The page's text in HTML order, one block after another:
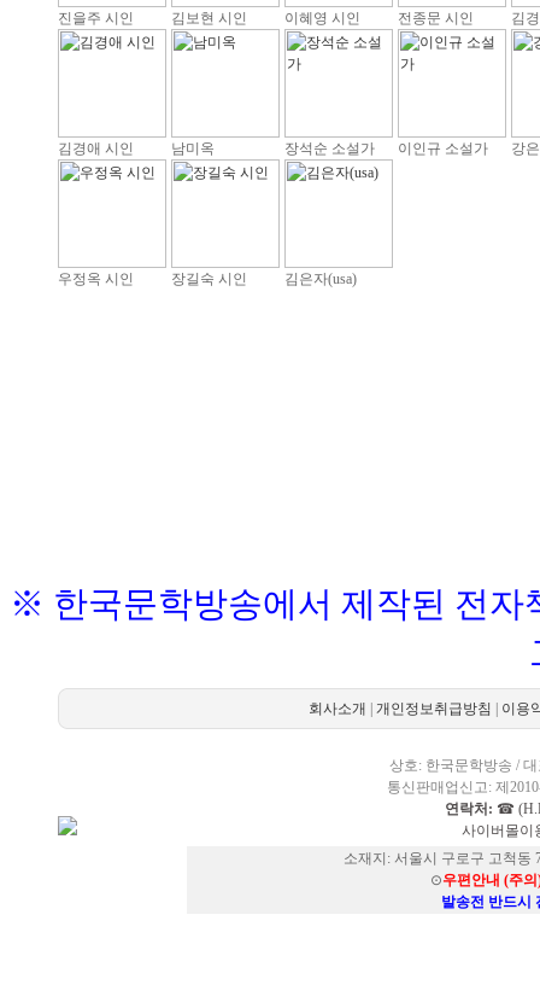
진을주 시인 김보현 시인 이혜영 시인 전종문 시인 김
김경애 시인 남미옥 장석순 소설가 이인규 소설가 강
우정옥 시인 장길숙 시인 김은자(usa)
※ 한국문학방송에서 제작된 전자
회사소개 개인정보취급방침 이용
상호: 한국문학방송 /
통신판매업신고: 제
연락처: ☎
사이버몰이
소재지: 서울시 구로구 고척동
⊙우편안내 (주
발송전 반드시